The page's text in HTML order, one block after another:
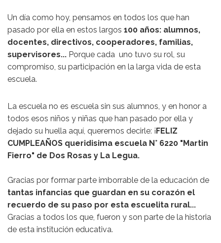
Un día como hoy, pensamos en todos los que han
pasado por ella en estos largos 100 años: alumnos,
docentes, directivos, cooperadores, familias,
supervisores... Porque cada uno tuvo su rol, su
compromiso, su participación en la larga vida de esta
escuela.
La escuela no es escuela sin sus alumnos, y en honor a
todos esos niños y niñas que han pasado por ella y
dejado su huella aquí, queremos decirle: ¡FELIZ
CUMPLEAÑOS queridisima escuela N° 6220 "Martin
Fierro" de Dos Rosas y La Legua.
Gracias por formar parte imborrable de la educación de
tantas infancias que guardan en su corazón el
recuerdo de su paso por esta escuelita rural...
Gracias a todos los que, fueron y son parte de la historia
de esta institución educativa.